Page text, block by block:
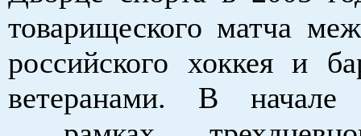
товарищеского матча
российского хоккея и
ветеранами. В